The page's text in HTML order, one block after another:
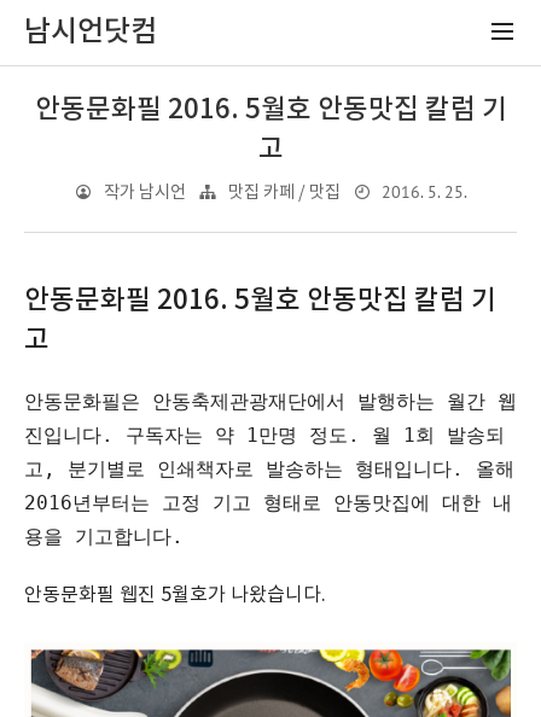
남시언닷컴
안동문화필 2016. 5월호 안동맛집 칼럼 기
고
작가 남시언 맛집 카페 / 맛집 2016. 5. 25.
안동문화필 2016. 5월호 안동맛집 칼럼 기
고
안동문화필은 안동축제관광재단에서 발행하는 월간 웹
진입니다. 구독자는 약 1만명 정도. 월 1회 발송되
고, 분기별로 인쇄책자로 발송하는 형태입니다. 올해
2016년부터는 고정 기고 형태로 안동맛집에 대한 내
안동문화필 웹진 5월호가 나왔습니다.